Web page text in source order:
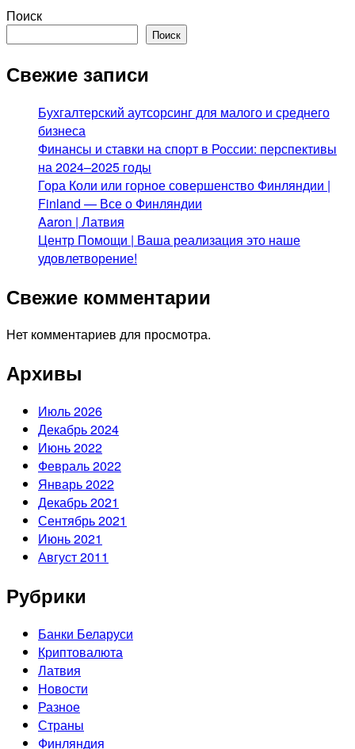
Поиск
Поиск
Свежие записи
Бухгалтерский аутсорсинг для малого и среднего
бизнеса
Финансы и ставки на спорт в России: перспективы
на 2024–2025 годы
Гора Коли или горное совершенство Финляндии |
Finland — Все о Финляндии
Aaron | Латвия
Центр Помощи | Ваша реализация это наше
удовлетворение!
Свежие комментарии
Нет комментариев для просмотра.
Архивы
Июль 2026
Декабрь 2024
Июнь 2022
Февраль 2022
Январь 2022
Декабрь 2021
Сентябрь 2021
Июнь 2021
Август 2011
Рубрики
Банки Беларуси
Криптовалюта
Латвия
Новости
Разное
Страны
Финляндия